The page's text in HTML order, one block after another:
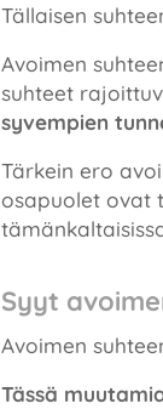
Tällaisen
Avoimen
suhteet
syvempien
Tärkein ero
osapuolet ovat
Syyt
Avoimen
Tässä